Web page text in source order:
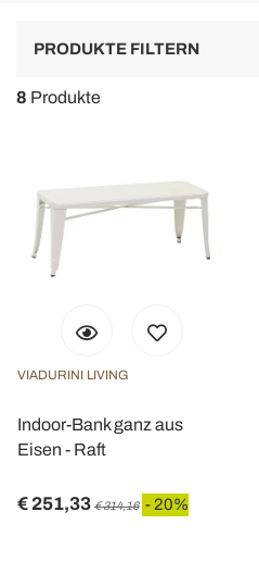
PRODUKTE FILTERN
8 Produkte
VIADURINI LIVING
Indoor-Bank ganz aus
Eisen - Raft
€ 251,33 € 314,16 - 20%